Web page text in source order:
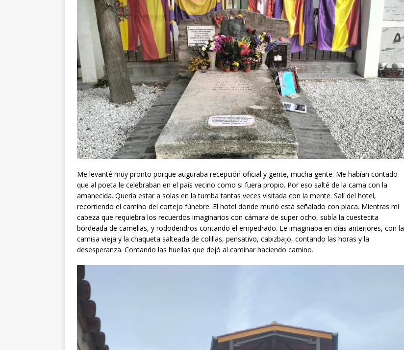
Me levanté muy pronto porque auguraba recepción oficial y gente, mucha gente. Me habían contado
que al poeta le celebraban en el país vecino como si fuera propio. Por eso salté de la cama con la
amanecida. Quería estar a solas en la tumba tantas veces visitada con la mente. Salí del hotel,
recorriendo el camino del cortejo fúnebre. El hotel donde murió está señalado con placa. Mientras mi
cabeza que requiebra los recuerdos imaginarios con cámara de super ocho, subía la cuestecita
bordeada de camelias, y rododendros contando el empedrado. Le imaginaba en días anteriores, con la
camisa vieja y la chaqueta salteada de colillas, pensativo, cabizbajo, contando las horas y la
desesperanza. Contando las huellas que dejó al caminar haciendo camino.